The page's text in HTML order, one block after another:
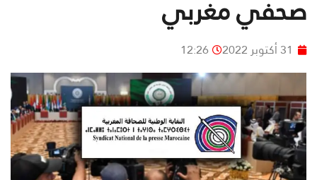
صحفي مغربي
31 أكتوبر 2022 12:26